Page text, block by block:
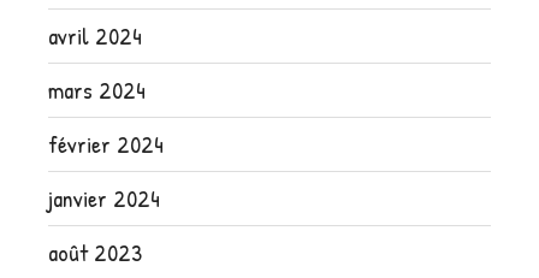
avril 2024
mars 2024
février 2024
janvier 2024
août 2023